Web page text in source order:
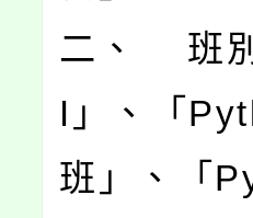
二、 班別
I」、「
班」、「